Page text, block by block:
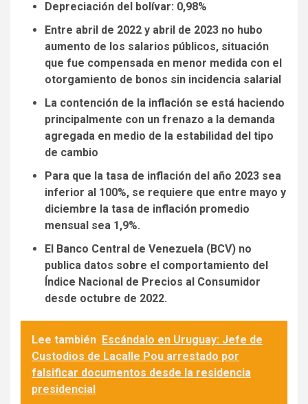
Depreciación del bolívar: 0,98%
Entre abril de 2022 y abril de 2023 no hubo
aumento de los salarios públicos, situación
que fue compensada en menor medida con el
otorgamiento de bonos sin incidencia salarial
La contención de la inflación se está haciendo
principalmente con un frenazo a la demanda
agregada en medio de la estabilidad del tipo
de cambio
Para que la tasa de inflación del año 2023 sea
inferior al 100%, se requiere que entre mayo y
diciembre la tasa de inflación promedio
mensual sea 1,9%.
El Banco Central de Venezuela (BCV) no
publica datos sobre el comportamiento del
Índice Nacional de Precios al Consumidor
desde octubre de 2022.
Lee también Escándalo en Uruguay: Jefe de
Custodios de Lacalle Pou arrestado por
falsificar documentos desde la residencia
presidencial